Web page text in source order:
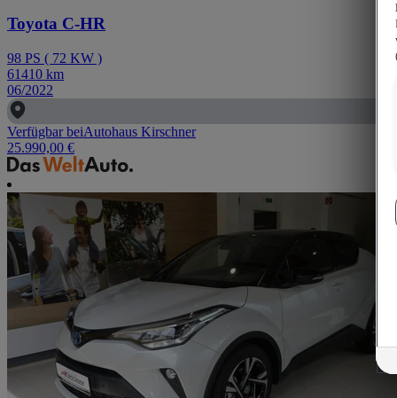
Toyota C-HR
98 PS ( 72 KW )
61410 km
06/2022
Verfügbar beiAutohaus Kirschner
25.990,00 €